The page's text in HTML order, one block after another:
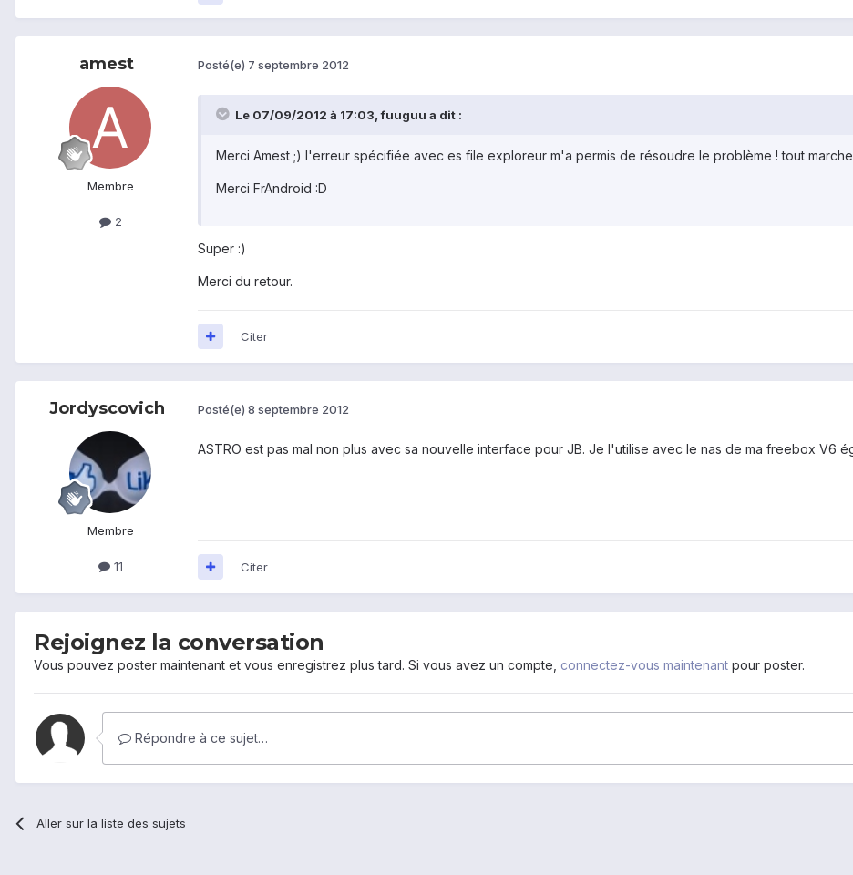
amest
Membre
2
Posté(e) 7 septembre 2012
Le 07/09/2012 à 17:03, fuuguu a dit :
Merci Amest ;) l'erreur spécifiée avec es file exploreur m'a permis de résoudre le problème ! tout
Merci FrAndroid :D
Super :)
Merci du retour.
Citer
Jordyscovich
Membre
11
Posté(e) 8 septembre 2012
ASTRO est pas mal non plus avec sa nouvelle interface pour JB. Je l'utilise avec le nas de ma freebox V6
Citer
Rejoignez la conversation
Vous pouvez poster maintenant et vous enregistrez plus tard. Si vous avez un compte, connectez-vous maintenant pour poster.
Répondre à ce sujet…
Aller sur la liste des sujets